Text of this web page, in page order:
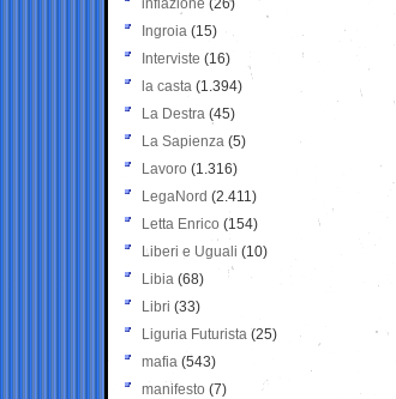
inflazione (26)
Ingroia (15)
Interviste (16)
la casta (1.394)
La Destra (45)
La Sapienza (5)
Lavoro (1.316)
LegaNord (2.411)
Letta Enrico (154)
Liberi e Uguali (10)
Libia (68)
Libri (33)
Liguria Futurista (25)
mafia (543)
manifesto (7)